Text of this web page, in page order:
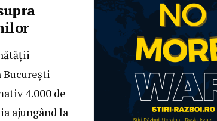
București
4.000 de
ajungând la